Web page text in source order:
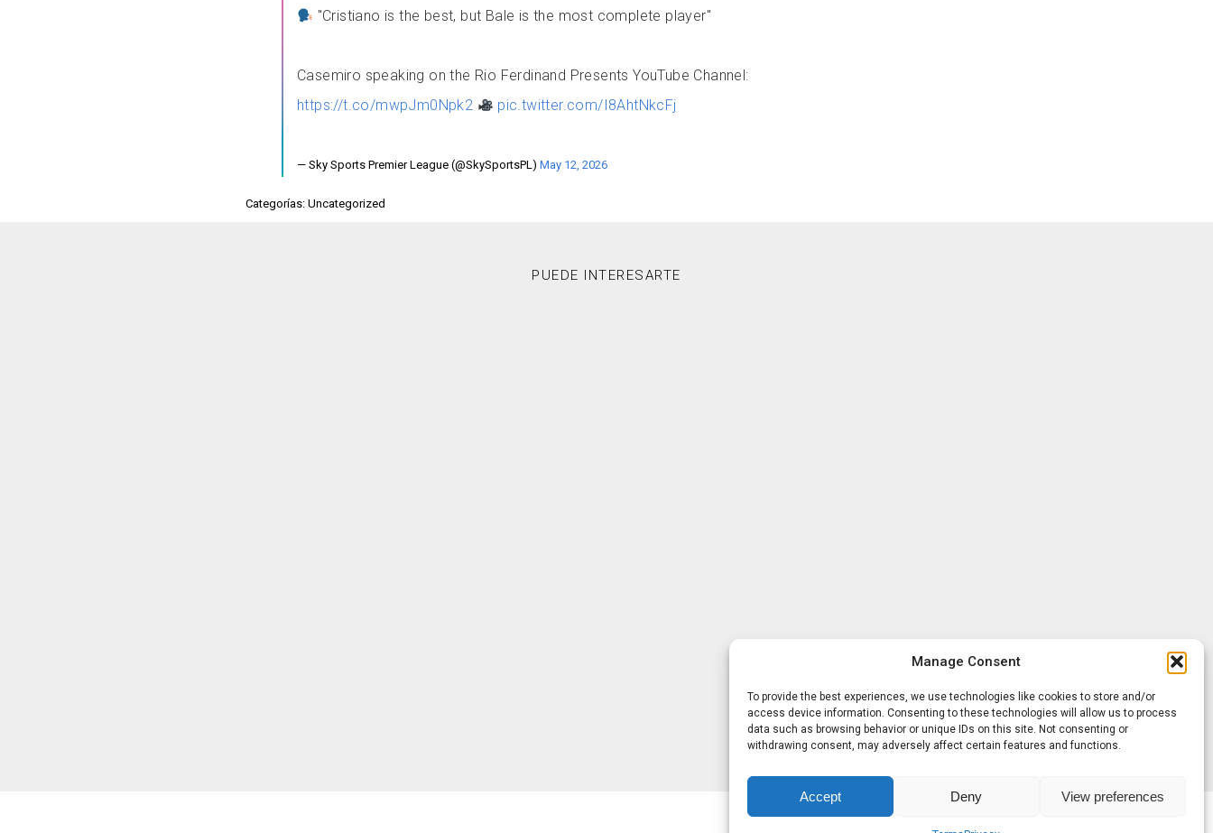
Manage Consent
To provide the best experiences, we use technologies like cookies to store and/or
access device information. Consenting to these technologies will allow us to process
data such as browsing behavior or unique IDs on this site. Not consenting or
withdrawing consent, may adversely affect certain features and functions.
Accept Deny View preferences
"Cristiano is the best, but Bale is the most complete player"
Casemiro speaking on the Rio Ferdinand Presents YouTube Channel:
https://t.co/mwpJm0Npk2
pic.twitter.com/I8AhtNkcFj
— Sky Sports Premier League (@SkySportsPL) May 12, 2026
Categorías: Uncategorized
PUEDE INTERESARTE